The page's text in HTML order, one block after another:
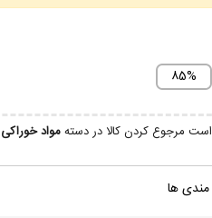
85%
مرجوع کردن کالا در دستهمواد خوراکی
ها